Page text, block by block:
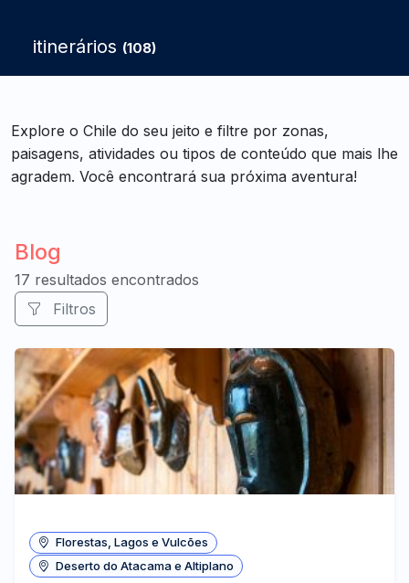
itinerários (108)
Explore o Chile do seu jeito e filtre por zonas,
paisagens, atividades ou tipos de conteúdo que mais lhe
agradem. Você encontrará sua próxima aventura!
Blog
17 resultados encontrados
Filtros
Florestas, Lagos e Vulcões
Deserto do Atacama e Altiplano